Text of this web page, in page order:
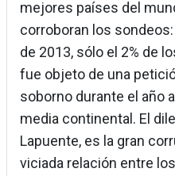
mejores países del
corroboran los
de 2013, sólo el 2% de
fue objeto de una
soborno durante el año
media continental. El
Lapuente, es la gran
viciada relación entre